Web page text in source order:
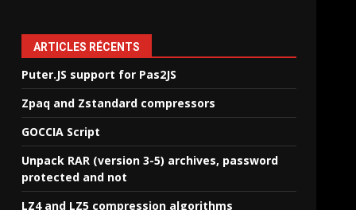
ARTICLES RÉCENTS
Puter.JS support for Pas2JS
Zpaq and Zstandard compressors
GOCCIA Script
Unpack RAR (version 3-5) archives, password
protected and not
LZ4 and LZ5 compression algorithms